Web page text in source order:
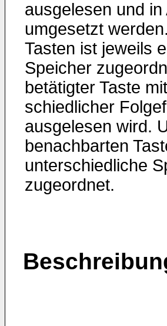
ausgelesen und in
umgesetzt
Tasten ist jeweils
Spei­cher
betätigter Taste
schiedlicher
ausgelesen wird.
benachbarten
unterschiedliche
zugeordnet.